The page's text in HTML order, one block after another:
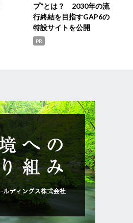
プ”とは？ 2030年の流
行終結を目指すGAP6の
特設サイトを公開
PR